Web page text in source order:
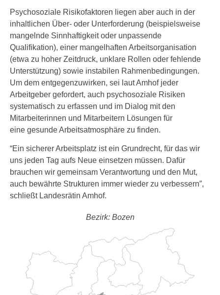
Psychosoziale Risikofaktoren liegen aber auch in der
inhaltlichen Über- oder Unterforderung (beispielsweise
mangelnde Sinnhaftigkeit oder unpassende
Qualifikation), einer mangelhaften Arbeitsorganisation
(etwa zu hoher Zeitdruck, unklare Rollen oder fehlende
Unterstützung) sowie instabilen Rahmenbedingungen.
Um dem entgegenzuwirken, sei laut Amhof jeder
Arbeitgeber gefordert, auch psychosoziale Risiken
systematisch zu erfassen und im Dialog mit den
Mitarbeiterinnen und Mitarbeitern Lösungen für
eine gesunde Arbeitsatmosphäre zu finden.
“Ein sicherer Arbeitsplatz ist ein Grundrecht, für das wir
uns jeden Tag aufs Neue einsetzen müssen. Dafür
brauchen wir gemeinsam Verantwortung und den Mut,
auch bewährte Strukturen immer wieder zu verbessern”,
schließt Landesrätin Amhof.
Bezirk: Bozen